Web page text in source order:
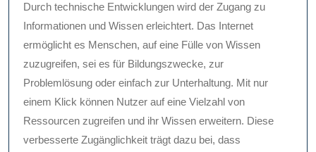
Durch technische Entwicklungen wird der Zugang zu
Informationen und Wissen erleichtert. Das Internet
ermöglicht es Menschen, auf eine Fülle von Wissen
zuzugreifen, sei es für Bildungszwecke, zur
Problemlösung oder einfach zur Unterhaltung. Mit nur
einem Klick können Nutzer auf eine Vielzahl von
Ressourcen zugreifen und ihr Wissen erweitern. Diese
verbesserte Zugänglichkeit trägt dazu bei, dass